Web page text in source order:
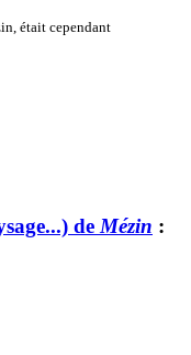
était cependant
deMézin :